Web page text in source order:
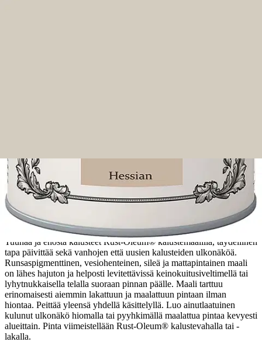
Tuotekuvaus
Tuunaa ja ehosta kalusteet Rust-Oleum® kalustemaalilla, täydellinen
tapa päivittää sekä vanhojen että uusien kalusteiden ulkonäköä.
Runsaspigmenttinen, vesiohenteinen, sileä ja mattapintainen maali
on lähes hajuton ja helposti levitettävissä keinokuitusiveltimellä tai
lyhytnukkaisella telalla suoraan pinnan päälle. Maali tarttuu
erinomaisesti aiemmin lakattuun ja maalattuun pintaan ilman
hiontaa. Peittää yleensä yhdellä käsittelyllä. Luo ainutlaatuinen
kulunut ulkonäkö hiomalla tai pyyhkimällä maalattua pintaa kevyesti
alueittain. Pinta viimeistellään Rust-Oleum® kalustevahalla tai -
lakalla.